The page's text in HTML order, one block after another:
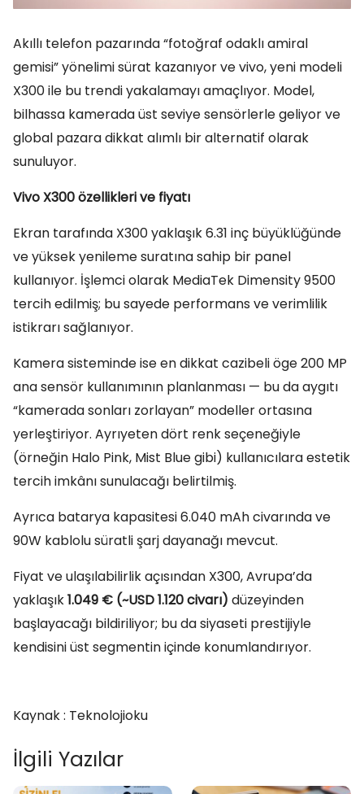
Akıllı telefon pazarında “fotoğraf odaklı amiral
gemisi” yönelimi sürat kazanıyor ve vivo, yeni modeli
X300 ile bu trendi yakalamayı amaçlıyor. Model,
bilhassa kamerada üst seviye sensörlerle geliyor ve
global pazara dikkat alımlı bir alternatif olarak
sunuluyor.
Vivo X300 özellikleri ve fiyatı
Ekran tarafında X300 yaklaşık 6.31 inç büyüklüğünde
ve yüksek yenileme suratına sahip bir panel
kullanıyor. İşlemci olarak MediaTek Dimensity 9500
tercih edilmiş; bu sayede performans ve verimlilik
istikrarı sağlanıyor.
Kamera sisteminde ise en dikkat cazibeli öge 200 MP
ana sensör kullanımının planlanması — bu da aygıtı
“kamerada sonları zorlayan” modeller ortasına
yerleştiriyor. Ayrıyeten dört renk seçeneğiyle
(örneğin Halo Pink, Mist Blue gibi) kullanıcılara estetik
tercih imkânı sunulacağı belirtilmiş.
Ayrıca batarya kapasitesi 6.040 mAh civarında ve
90W kablolu süratli şarj dayanağı mevcut.
Fiyat ve ulaşılabilirlik açısından X300, Avrupa’da
yaklaşık1.049 € (~USD 1.120 civarı) düzeyinden
başlayacağı bildiriliyor; bu da siyaseti prestijiyle
kendisini üst segmentin içinde konumlandırıyor.
Kaynak : Teknolojioku
İlgili Yazılar